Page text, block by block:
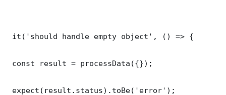
it('should handle empty object', () => {
const result = processData({});
expect(result.status).toBe('error');